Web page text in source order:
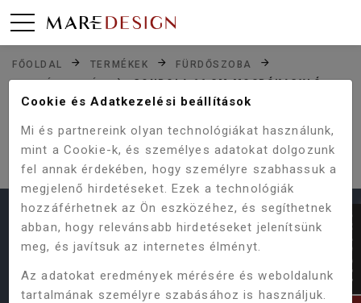
FŐOLDAL TERMÉKEK
FÜRDŐSZOBA
MOSDÓKAGYLÓK
GONDOLA 66 CM MOSDÓKAGYLÓ
SAJNOS NINCS ILYEN TERMÉKÜNK,
VAGY MÁR KORÁBBAN MEGSZŰNT.
HASZNOS LINKEK
Online Vitarendezési Platform
Cookie és Adatkezelési beállítások
Mi és partnereink olyan technológiákat használunk,
mint a Cookie-k, és személyes adatokat dolgozunk
fel annak érdekében, hogy személyre szabhassuk a
megjelenő hirdetéseket. Ezek a technológiák
hozzáférhetnek az Ön eszközéhez, és segíthetnek
abban, hogy relevánsabb hirdetéseket jelenítsünk
meg, és javítsuk az internetes élményt.
Az adatokat eredmények mérésére és weboldalunk
tartalmának személyre szabásához is használjuk.